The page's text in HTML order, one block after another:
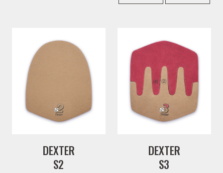
WEBショップ
ニュース
イベント
キャンペーン
DEXTER
S2
DEXTER
S3